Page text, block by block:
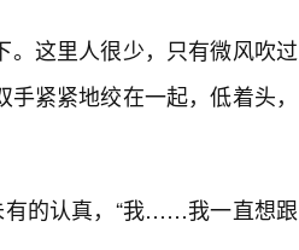
。这里人很少，只有微风吹过
紧紧地绞在一起，低着头，
有的认真，“我……我一直想跟